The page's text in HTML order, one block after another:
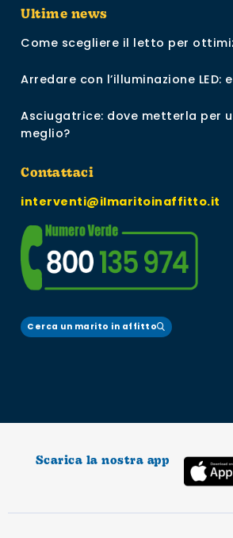
Ultime news
Come scegliere il letto per
Arredare con l’illuminazione LED:
Asciugatrice: dove metterla per
meglio?
Contattaci
interventi@ilmaritoinaffitto.it
Cerca un marito in affitto
Scarica la nostra app